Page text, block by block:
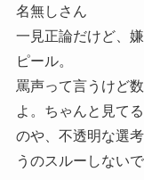
名無しさん
一見正論だけど、
ピール。
罵声って言うけど
よ。ちゃんと見て
のや、不透明な選
うのスルーしないで